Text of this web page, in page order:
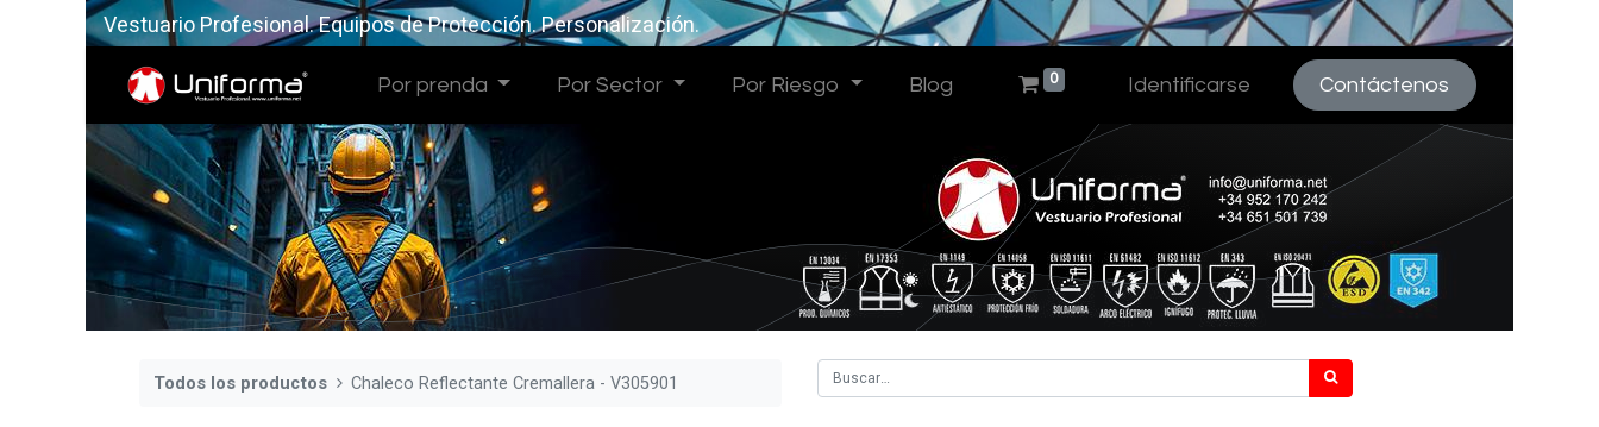
Vestuario Profesional. Equipos de Protección. Personalización.
Por prenda Por Sector Por Riesgo Blog 0 Identificarse Contáctenos
Todos los productos Chaleco Reflectante Cremallera - V305901